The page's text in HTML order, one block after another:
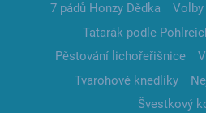
7 pádů Honzy Dědka
Volby
Tatarák podle
Pěstování lichořeřišnice
Tvarohové knedlíky
Švestkový